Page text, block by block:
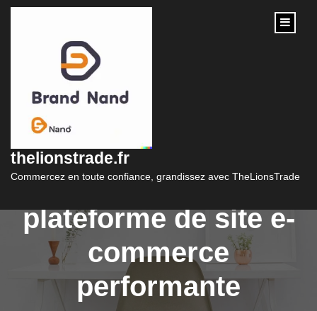
content
thelionstrade.fr
Commercez en toute confiance, grandissez avec TheLionsTrade
expérience d’achat en
ligne avec une
plateforme de site e-
commerce
performante